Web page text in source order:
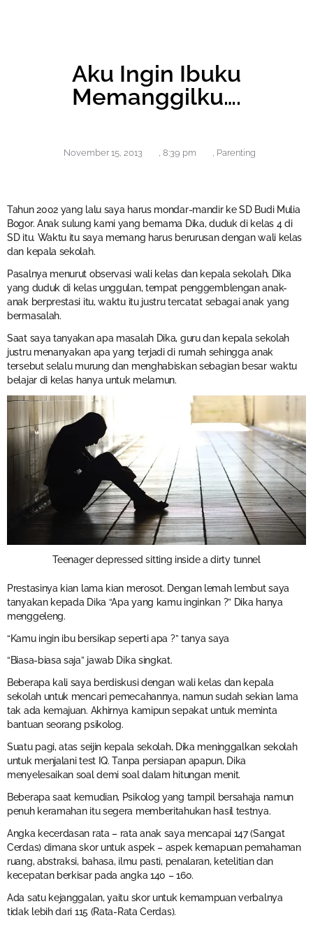
Aku Ingin Ibuku
Memanggilku….
November 15, 2013 , 8:39 pm , Parenting
Tahun 2002 yang lalu saya harus mondar-mandir ke SD Budi Mulia
Bogor. Anak sulung kami yang bernama Dika, duduk di kelas 4 di
SD itu. Waktu itu saya memang harus berurusan dengan wali kelas
dan kepala sekolah.
Pasalnya menurut observasi wali kelas dan kepala sekolah, Dika
yang duduk di kelas unggulan, tempat penggemblengan anak-
anak berprestasi itu, waktu itu justru tercatat sebagai anak yang
bermasalah.
Saat saya tanyakan apa masalah Dika, guru dan kepala sekolah
justru menanyakan apa yang terjadi di rumah sehingga anak
tersebut selalu murung dan menghabiskan sebagian besar waktu
belajar di kelas hanya untuk melamun.
Teenager depressed sitting inside a dirty tunnel
Prestasinya kian lama kian merosot. Dengan lemah lembut saya
tanyakan kepada Dika “Apa yang kamu inginkan ?” Dika hanya
menggeleng.
“Kamu ingin ibu bersikap seperti apa ?” tanya saya
“Biasa-biasa saja” jawab Dika singkat.
Beberapa kali saya berdiskusi dengan wali kelas dan kepala
sekolah untuk mencari pemecahannya, namun sudah sekian lama
tak ada kemajuan. Akhirnya kamipun sepakat untuk meminta
bantuan seorang psikolog.
Suatu pagi, atas seijin kepala sekolah, Dika meninggalkan sekolah
untuk menjalani test IQ. Tanpa persiapan apapun, Dika
menyelesaikan soal demi soal dalam hitungan menit.
Beberapa saat kemudian, Psikolog yang tampil bersahaja namun
penuh keramahan itu segera memberitahukan hasil testnya.
Angka kecerdasan rata – rata anak saya mencapai 147 (Sangat
Cerdas) dimana skor untuk aspek – aspek kemapuan pemahaman
ruang, abstraksi, bahasa, ilmu pasti, penalaran, ketelitian dan
kecepatan berkisar pada angka 140 – 160.
Ada satu kejanggalan, yaitu skor untuk kemampuan verbalnya
tidak lebih dari 115 (Rata-Rata Cerdas).